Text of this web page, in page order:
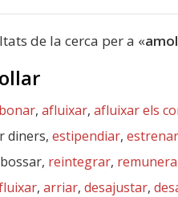
de la cerca per a «
, afluixar, afluixar els
diners, estipendiar, estrenar
reintegrar,
, arriar, desajustar,